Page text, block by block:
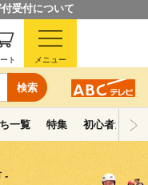
受付について
検索
ト メニュー
一覧 特集 初心者ガイド
-